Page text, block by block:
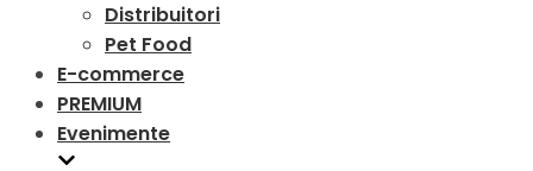
Distribuitori
Pet Food
E-commerce
PREMIUM
Evenimente